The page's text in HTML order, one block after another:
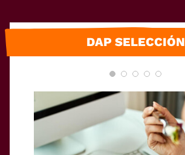
DAP SELECCIÓN